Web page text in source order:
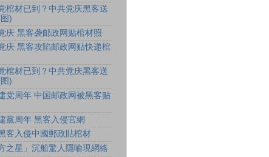
棺材已到？中共党庆黑客送
)
庆 黑客袭邮政网贴棺材照
庆 黑客攻陷邮政网贴快递棺
棺材已到？中共党庆黑客送
)
党周年 中国邮政网被黑客贴
黨周年 黑客入侵官網
客入侵中國郵政貼棺材
之星」沉船驚人隱喻現網絡